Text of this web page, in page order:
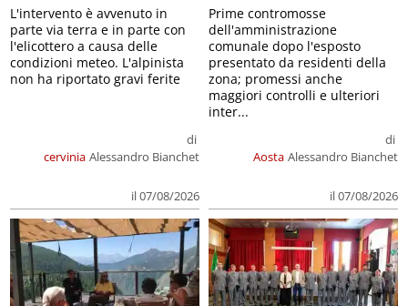
cervinia
di
Alessandro Bianchet
il 07/08/2026
L'intervento è avvenuto in
parte via terra e in parte con
l'elicottero a causa delle
condizioni meteo. L'alpinista
non ha riportato gravi ferite
Aosta
di
Alessandro Bianchet
il 07/08/2026
Prime contromosse
dell'amministrazione
comunale dopo l'esposto
presentato da residenti della
zona; promessi anche
maggiori controlli e ulteriori
inter...